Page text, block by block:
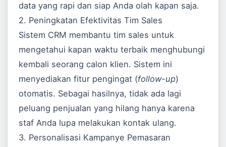
data yang rapi dan siap Anda olah kapan saja.
2. Peningkatan Efektivitas Tim Sales
Sistem CRM membantu tim sales untuk
mengetahui kapan waktu terbaik menghubungi
kembali seorang calon klien. Sistem ini
menyediakan fitur pengingat (follow-up)
otomatis. Sebagai hasilnya, tidak ada lagi
peluang penjualan yang hilang hanya karena
staf Anda lupa melakukan kontak ulang.
3. Personalisasi Kampanye Pemasaran